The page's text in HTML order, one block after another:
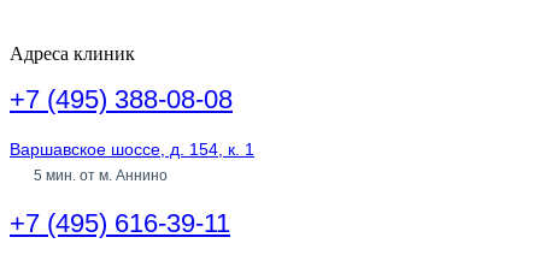
Адреса клиник
+7 (495) 388-08-08
Варшавское шоссе, д. 154, к. 1
5 мин. от м. Аннино
+7 (495) 616-39-11